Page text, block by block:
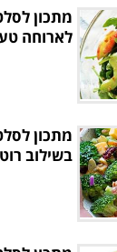
מתכון
לארוחה
מתכון
בשילוב